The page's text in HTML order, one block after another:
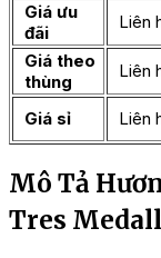
Giá ưu
đãi
Liên
Giá theo
thùng
Liên
Giá sỉ Liên
Mô Tả
Tres